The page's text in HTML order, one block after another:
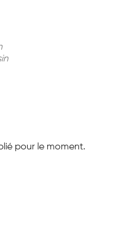
pour le moment.